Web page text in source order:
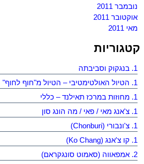
נובמבר 2011
אוקטובר 2011
מאי 2011
קטגוריות
1. בנגקוק וסביבתה
1. הטיול האולטימטיבי – הטיול מ"חוף לחוף"
1. מחוזות במרכז תאילנד – כללי
1. צ'אנג מאי / פאי / מה הונג סון
1. צ'ונבורי (Chonburi)
1. קו צ'אנג (Ko Chang)
2. אמפאווה (סאמוט סונגקראם)